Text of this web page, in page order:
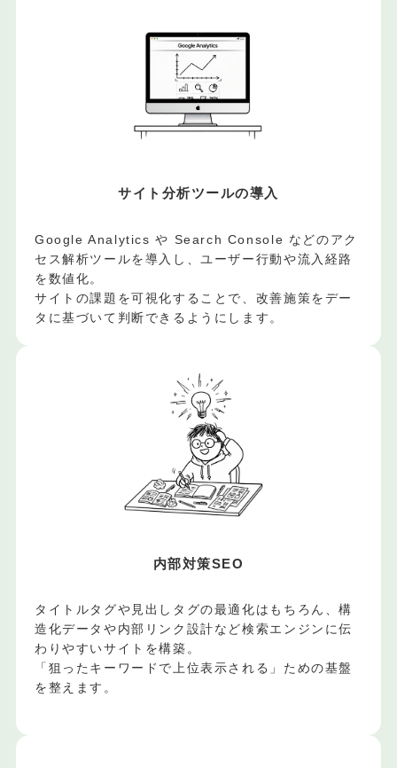
サイト分析ツールの導入
Google Analytics や Search Console などのアク
セス解析ツールを導入し、ユーザー行動や流入経路
を数値化。
サイトの課題を可視化することで、改善施策をデー
タに基づいて判断できるようにします。
内部対策SEO
タイトルタグや見出しタグの最適化はもちろん、構
造化データや内部リンク設計など検索エンジンに伝
わりやすいサイトを構築。
「狙ったキーワードで上位表示される」ための基盤
を整えます。